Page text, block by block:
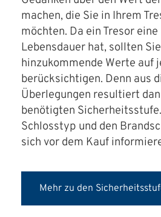
machen, die Sie in Ihrem
möchten. Da ein Tresor eine
Lebensdauer hat, sollten
hinzukommende Werte auf
berücksichtigen. Denn aus
Überlegungen resultiert
benötigten
Schlosstyp und den
sich vor dem Kauf
Mehr zu den